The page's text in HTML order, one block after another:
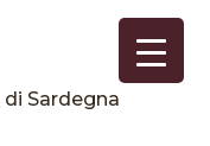
Sardegna